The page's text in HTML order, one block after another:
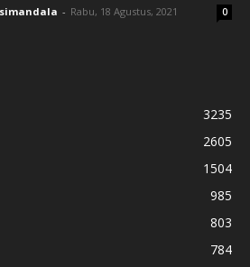
- Rabu, 18 Agustus, 2021 0
3235
2605
1504
985
803
784